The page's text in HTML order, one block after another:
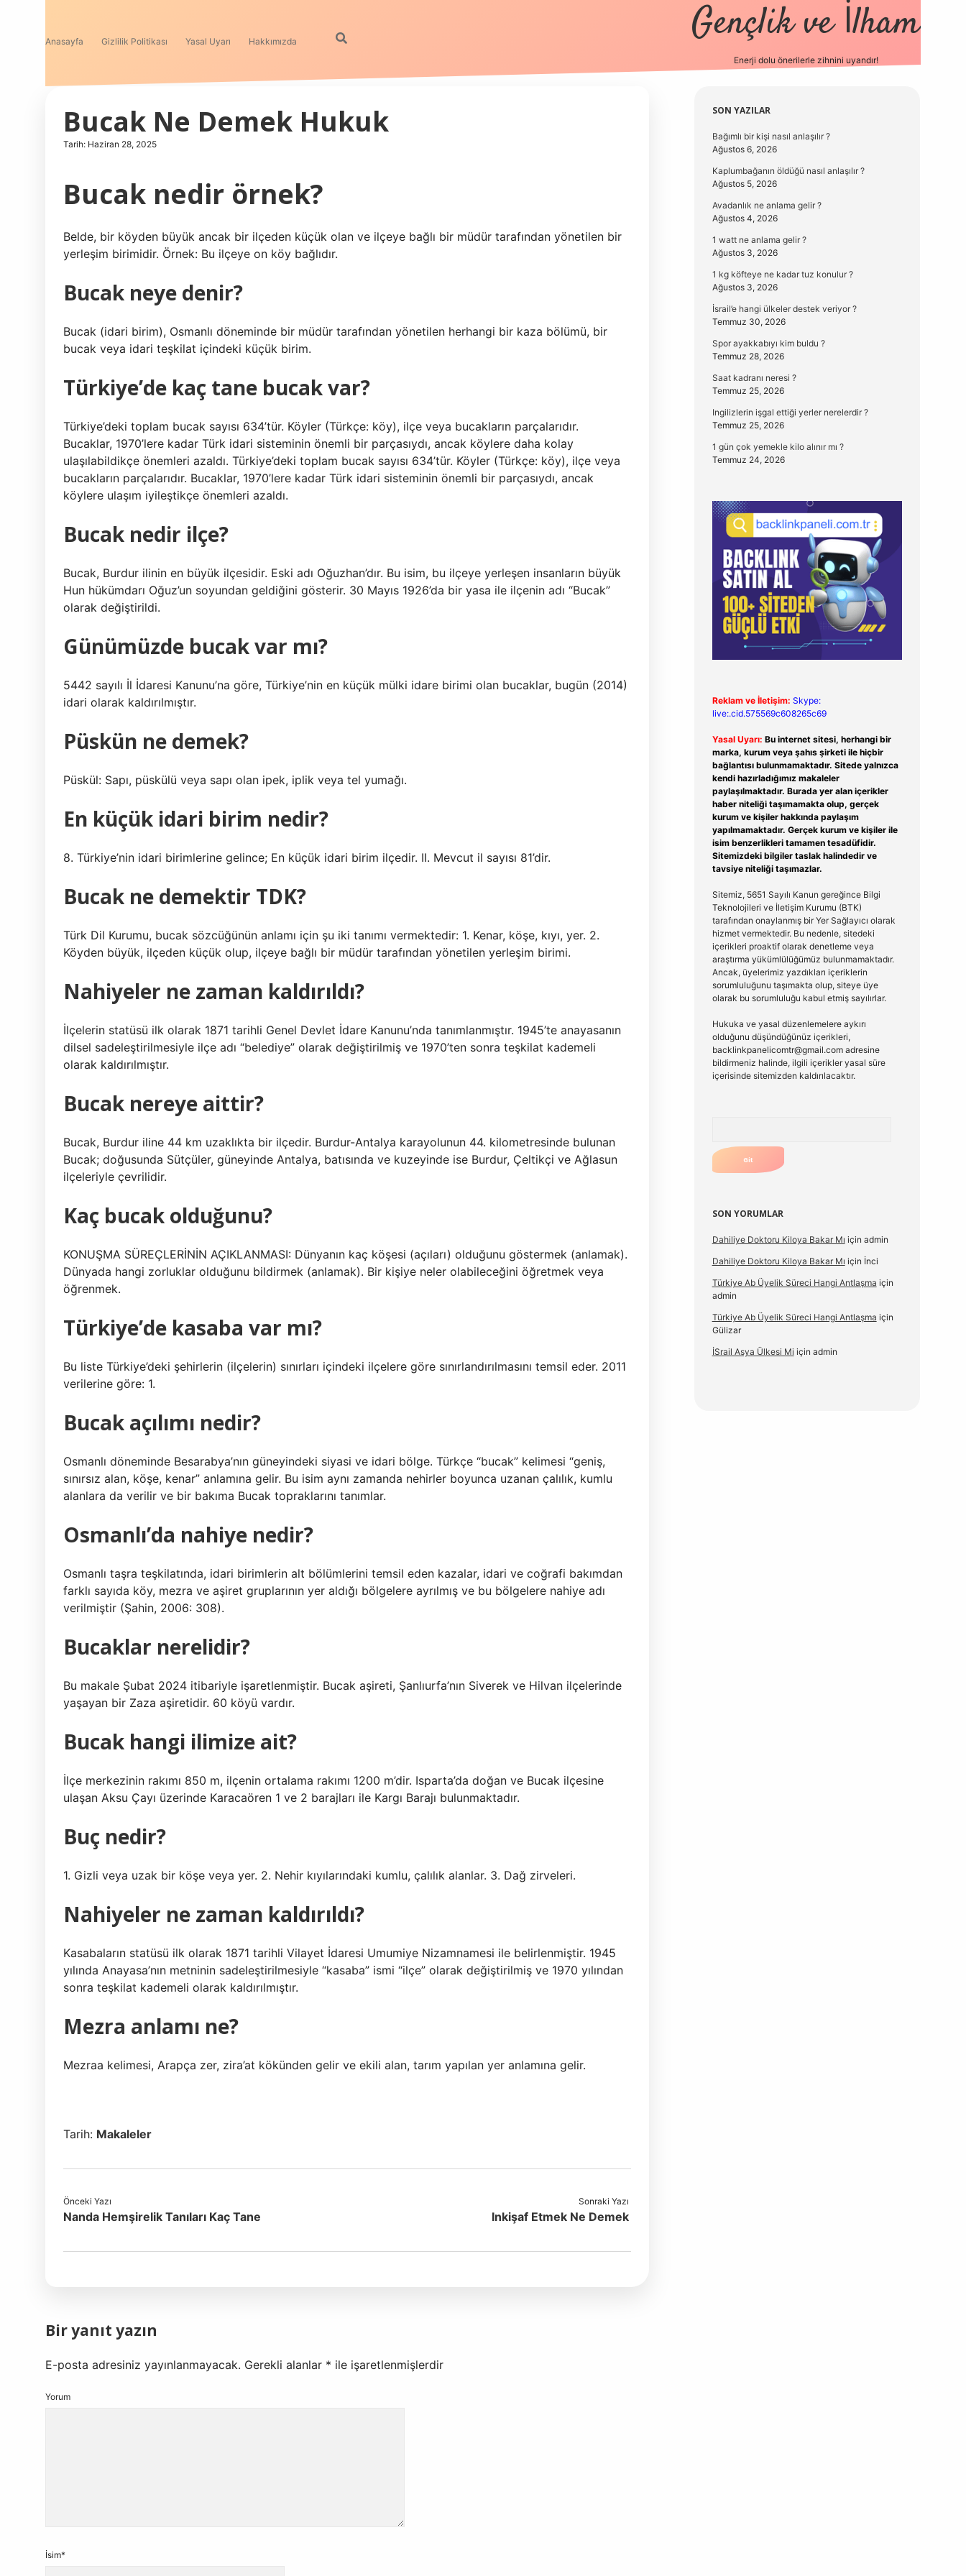
Anasayfa Gizlilik Politikası Yasal Uyarı Hakkımızda Gençlik ve İlham
Enerji dolu önerilerle zihnini uyandır!
Bucak Ne Demek Hukuk
Tarih: Haziran 28, 2025
Bucak nedir örnek?
Belde, bir köyden büyük ancak bir ilçeden küçük olan ve ilçeye bağlı bir müdür tarafından yönetilen bir
yerleşim birimidir. Örnek: Bu ilçeye on köy bağlıdır.
Bucak neye denir?
Bucak (idari birim), Osmanlı döneminde bir müdür tarafından yönetilen herhangi bir kaza bölümü, bir
bucak veya idari teşkilat içindeki küçük birim.
Türkiye’de kaç tane bucak var?
Türkiye’deki toplam bucak sayısı 634’tür. Köyler (Türkçe: köy), ilçe veya bucakların parçalarıdır.
Bucaklar, 1970’lere kadar Türk idari sisteminin önemli bir parçasıydı, ancak köylere daha kolay
ulaşılabildikçe önemleri azaldı. Türkiye’deki toplam bucak sayısı 634’tür. Köyler (Türkçe: köy), ilçe veya
bucakların parçalarıdır. Bucaklar, 1970’lere kadar Türk idari sisteminin önemli bir parçasıydı, ancak
köylere ulaşım iyileştikçe önemleri azaldı.
Bucak nedir ilçe?
Bucak, Burdur ilinin en büyük ilçesidir. Eski adı Oğuzhan’dır. Bu isim, bu ilçeye yerleşen insanların büyük
Hun hükümdarı Oğuz’un soyundan geldiğini gösterir. 30 Mayıs 1926’da bir yasa ile ilçenin adı “Bucak”
olarak değiştirildi.
Günümüzde bucak var mı?
5442 sayılı İl İdaresi Kanunu’na göre, Türkiye’nin en küçük mülki idare birimi olan bucaklar, bugün (2014)
idari olarak kaldırılmıştır.
Püskün ne demek?
Püskül: Sapı, püskülü veya sapı olan ipek, iplik veya tel yumağı.
En küçük idari birim nedir?
8. Türkiye’nin idari birimlerine gelince; En küçük idari birim ilçedir. II. Mevcut il sayısı 81’dir.
Bucak ne demektir TDK?
Türk Dil Kurumu, bucak sözcüğünün anlamı için şu iki tanımı vermektedir: 1. Kenar, köşe, kıyı, yer. 2.
Köyden büyük, ilçeden küçük olup, ilçeye bağlı bir müdür tarafından yönetilen yerleşim birimi.
Nahiyeler ne zaman kaldırıldı?
İlçelerin statüsü ilk olarak 1871 tarihli Genel Devlet İdare Kanunu’nda tanımlanmıştır. 1945’te anayasanın
dilsel sadeleştirilmesiyle ilçe adı “belediye” olarak değiştirilmiş ve 1970’ten sonra teşkilat kademeli
olarak kaldırılmıştır.
Bucak nereye aittir?
Bucak, Burdur iline 44 km uzaklıkta bir ilçedir. Burdur-Antalya karayolunun 44. kilometresinde bulunan
Bucak; doğusunda Sütçüler, güneyinde Antalya, batısında ve kuzeyinde ise Burdur, Çeltikçi ve Ağlasun
ilçeleriyle çevrilidir.
Kaç bucak olduğunu?
KONUŞMA SÜREÇLERİNİN AÇIKLANMASI: Dünyanın kaç köşesi (açıları) olduğunu göstermek (anlamak).
Dünyada hangi zorluklar olduğunu bildirmek (anlamak). Bir kişiye neler olabileceğini öğretmek veya
öğrenmek.
Türkiye’de kasaba var mı?
Bu liste Türkiye’deki şehirlerin (ilçelerin) sınırları içindeki ilçelere göre sınırlandırılmasını temsil eder. 2011
verilerine göre: 1.
Bucak açılımı nedir?
Osmanlı döneminde Besarabya’nın güneyindeki siyasi ve idari bölge. Türkçe “bucak” kelimesi “geniş,
sınırsız alan, köşe, kenar” anlamına gelir. Bu isim aynı zamanda nehirler boyunca uzanan çalılık, kumlu
alanlara da verilir ve bir bakıma Bucak topraklarını tanımlar.
Osmanlı’da nahiye nedir?
Osmanlı taşra teşkilatında, idari birimlerin alt bölümlerini temsil eden kazalar, idari ve coğrafi bakımdan
farklı sayıda köy, mezra ve aşiret gruplarının yer aldığı bölgelere ayrılmış ve bu bölgelere nahiye adı
verilmiştir (Şahin, 2006: 308).
Bucaklar nerelidir?
Bu makale Şubat 2024 itibariyle işaretlenmiştir. Bucak aşireti, Şanlıurfa’nın Siverek ve Hilvan ilçelerinde
yaşayan bir Zaza aşiretidir. 60 köyü vardır.
Bucak hangi ilimize ait?
İlçe merkezinin rakımı 850 m, ilçenin ortalama rakımı 1200 m’dir. Isparta’da doğan ve Bucak ilçesine
ulaşan Aksu Çayı üzerinde Karacaören 1 ve 2 barajları ile Kargı Barajı bulunmaktadır.
Buç nedir?
1. Gizli veya uzak bir köşe veya yer. 2. Nehir kıyılarındaki kumlu, çalılık alanlar. 3. Dağ zirveleri.
Nahiyeler ne zaman kaldırıldı?
Kasabaların statüsü ilk olarak 1871 tarihli Vilayet İdaresi Umumiye Nizamnamesi ile belirlenmiştir. 1945
yılında Anayasa’nın metninin sadeleştirilmesiyle “kasaba” ismi “ilçe” olarak değiştirilmiş ve 1970 yılından
sonra teşkilat kademeli olarak kaldırılmıştır.
Mezra anlamı ne?
Mezraa kelimesi, Arapça zer, zira’at kökünden gelir ve ekili alan, tarım yapılan yer anlamına gelir.
Tarih: Makaleler
Önceki Yazı
Nanda Hemşirelik Tanıları Kaç Tane
Sonraki Yazı
Inkişaf Etmek Ne Demek
Bir yanıt yazın
E-posta adresiniz yayınlanmayacak. Gerekli alanlar * ile işaretlenmişlerdir
Yorum
İsim*
Sidebar
SON YAZILAR
Bağımlı bir kişi nasıl anlaşılır ?
Ağustos 6, 2026
Kaplumbağanın öldüğü nasıl anlaşılır ?
Ağustos 5, 2026
Avadanlık ne anlama gelir ?
Ağustos 4, 2026
1 watt ne anlama gelir ?
Ağustos 3, 2026
1 kg köfteye ne kadar tuz konulur ?
Ağustos 3, 2026
İsrail’e hangi ülkeler destek veriyor ?
Temmuz 30, 2026
Spor ayakkabıyı kim buldu ?
Temmuz 28, 2026
Saat kadranı neresi ?
Temmuz 25, 2026
Ingilizlerin işgal ettiği yerler nerelerdir ?
Temmuz 25, 2026
1 gün çok yemekle kilo alınır mı ?
Temmuz 24, 2026
Reklam ve İletişim: Skype:
live:.cid.575569c608265c69
Yasal Uyarı: Bu internet sitesi, herhangi bir
marka, kurum veya şahıs şirketi ile hiçbir
bağlantısı bulunmamaktadır. Sitede yalnızca
kendi hazırladığımız makaleler
paylaşılmaktadır. Burada yer alan içerikler
haber niteliği taşımamakta olup, gerçek
kurum ve kişiler hakkında paylaşım
yapılmamaktadır. Gerçek kurum ve kişiler ile
isim benzerlikleri tamamen tesadüfidir.
Sitemizdeki bilgiler taslak halindedir ve
tavsiye niteliği taşımazlar.
Sitemiz, 5651 Sayılı Kanun gereğince Bilgi
Teknolojileri ve İletişim Kurumu (BTK)
tarafından onaylanmış bir Yer Sağlayıcı olarak
hizmet vermektedir. Bu nedenle, sitedeki
içerikleri proaktif olarak denetleme veya
araştırma yükümlülüğümüz bulunmamaktadır.
Ancak, üyelerimiz yazdıkları içeriklerin
sorumluluğunu taşımakta olup, siteye üye
olarak bu sorumluluğu kabul etmiş sayılırlar.
Hukuka ve yasal düzenlemelere aykırı
olduğunu düşündüğünüz içerikleri,
backlinkpanelicomtr@gmail.comadresine
bildirmeniz halinde, ilgili içerikler yasal süre
içerisinde sitemizden kaldırılacaktır.
SON YORUMLAR
Dahiliye Doktoru Kiloya Bakar Mı için admin
Dahiliye Doktoru Kiloya Bakar Mı için İnci
Türkiye Ab Üyelik Süreci Hangi Antlaşma için
admin
Türkiye Ab Üyelik Süreci Hangi Antlaşma için
Gülizar
İSrail Asya Ülkesi Mi için admin